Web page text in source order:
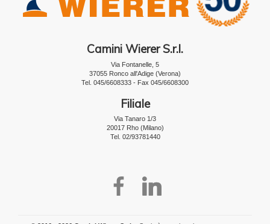
Camini Wierer S.r.l.
Via Fontanelle, 5
37055 Ronco all'Adige (Verona)
Tel. 045/6608333 - Fax 045/6608300
Filiale
Via Tanaro 1/3
20017 Rho (Milano)
Tel. 02/93781440